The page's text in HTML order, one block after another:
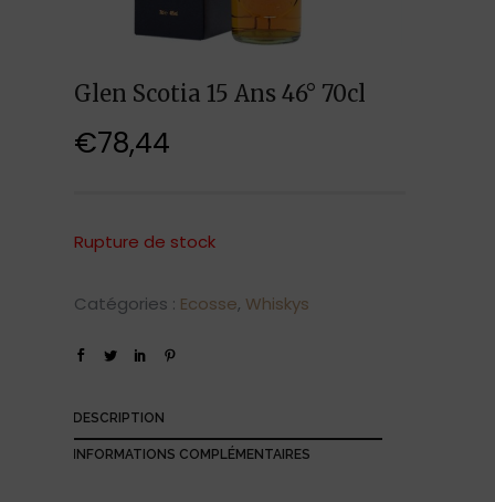
Glen Scotia 15 Ans 46° 70cl
€78,44
Rupture de stock
Catégories : Ecosse, Whiskys
DESCRIPTION
INFORMATIONS COMPLÉMENTAIRES